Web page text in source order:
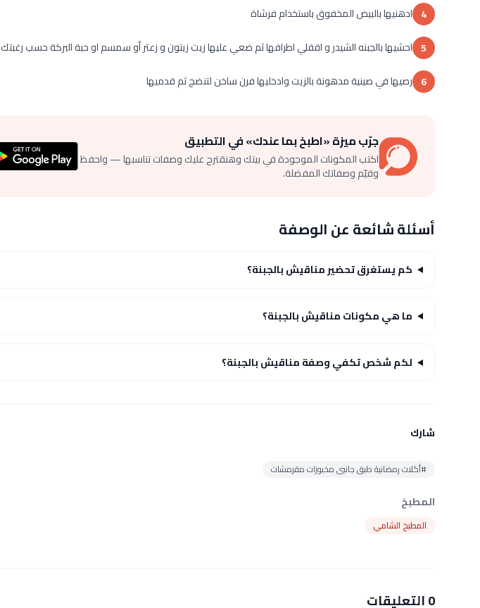
4 ادهنيها بالبيض المخفوق باستخدام فرشاة
5 احشيها بالجبنه الشيدر و اقفلي اطرافها ثم ضعي عليها زيت زيتون و زعتر أو سمسم او حبة البركة حسب رغبتك
6 رصيها في صينية مدهونة بالزيت وادخليها فرن ساخن لتنضج ثم قدميها
جرّب ميزة «اطبخ بما عندك» في التطبيق
اكتب المكونات الموجودة في بيتك وهنقترح عليك وصفات تناسبها — واحفظ
وقيّم وصفاتك المفضلة.
أسئلة شائعة عن الوصفة
كم يستغرق تحضير مناقيش بالجبنة؟
ما هي مكونات مناقيش بالجبنة؟
لكم شخص تكفي وصفة مناقيش بالجبنة؟
شارك
#أكلات رمضانية طبق جانبى مخبوزات مقرمشات
المطبخ
المطبخ الشامي
0 التعليقات